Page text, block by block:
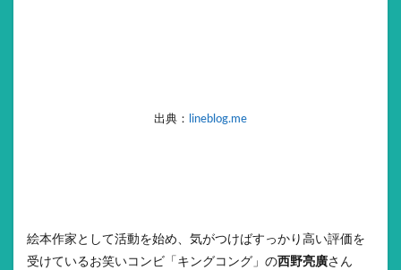
出典： lineblog.me
絵本作家として活動を始め、気がつけばすっかり高い評価を
受けているお笑いコンビ「キングコング」の西野亮廣さん